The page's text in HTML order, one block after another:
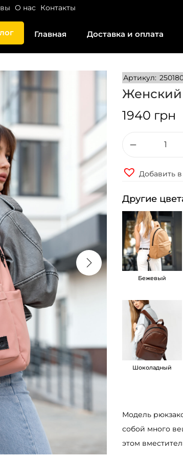
О нас Контакты
Главная Доставка и оплата
Артикул:
Женский
1940 грн
е
с
т
в
о
а
р
а
Добавить
Другие
Бежевый
Шоколадный
Модель
собой много
этом